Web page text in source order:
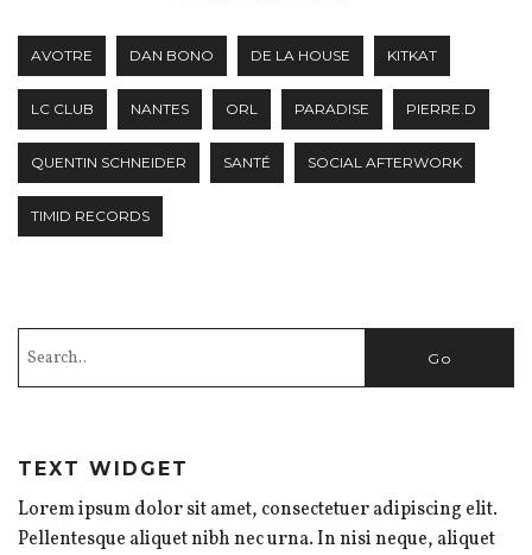
AVOTRE DAN BONO DE LA HOUSE KITKAT
LC CLUB NANTES ORL PARADISE PIERRE.D
QUENTIN SCHNEIDER SANTÉ SOCIAL AFTERWORK
TIMID RECORDS
TEXT WIDGET
Lorem ipsum dolor sit amet, consectetuer adipiscing elit.
Pellentesque aliquet nibh nec urna. In nisi neque, aliquet